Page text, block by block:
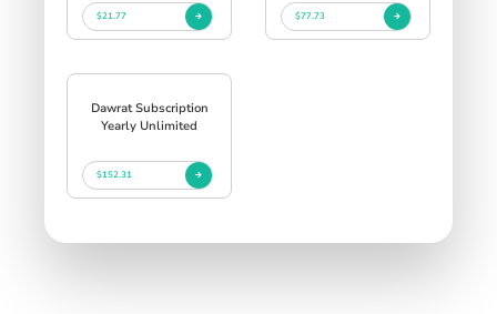
$21.77 $77.73
Dawrat Subscription
Yearly Unlimited
$152.31